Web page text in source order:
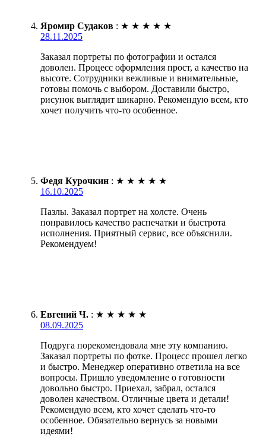
Яромир Судаков : ★ ★ ★ ★ ★
28.11.2025
Заказал портреты по фотографии и остался
доволен. Процесс оформления прост, а качество на
высоте. Сотрудники вежливые и внимательные,
готовы помочь с выбором. Доставили быстро,
рисунок выглядит шикарно. Рекомендую всем, кто
хочет получить что-то особенное.
Федя Курочкин : ★ ★ ★ ★ ★
16.10.2025
Пазлы. Заказал портрет на холсте. Очень
понравилось качество распечатки и быстрота
исполнения. Приятный сервис, все объяснили.
Рекомендуем!
Евгений Ч. : ★ ★ ★ ★ ★
08.09.2025
Подруга порекомендовала мне эту компанию.
Заказал портреты по фотке. Процесс прошел легко
и быстро. Менеджер оперативно ответила на все
вопросы. Пришло уведомление о готовности
довольно быстро. Приехал, забрал, остался
доволен качеством. Отличные цвета и детали!
Рекомендую всем, кто хочет сделать что-то
особенное. Обязательно вернусь за новыми
идеями!